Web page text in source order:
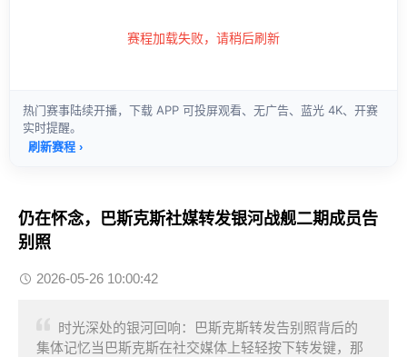
仍在怀念，巴斯克斯社媒转发银河战舰二期成员告
别照
2026-05-26 10:00:42
时光深处的银河回响：巴斯克斯转发告别照背后的
集体记忆当巴斯克斯在社交媒体上轻轻按下转发键，那